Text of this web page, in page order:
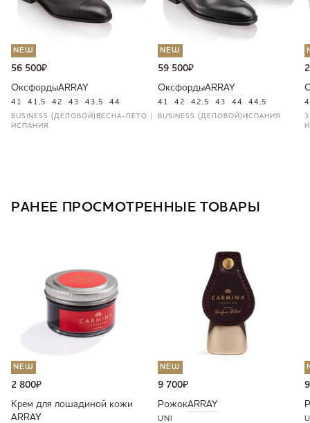
NEW
56 500₽
ОксфордыARRAY
41 41,5 42 43 43,5 44
BUSINESS (ДЕЛОВОЙ) ВЕСНА-ЛЕТО
ИСПАНИЯ
NEW
59 500₽
ОксфордыARRAY
41 42 42,5 43 44 44,5
BUSINESS (ДЕЛОВОЙ) ИСПАНИЯ
РАНЕЕ ПРОСМОТРЕННЫЕ ТОВАРЫ
NEW
2 800₽
Крем для лошадиной кожи
ARRAY
NEW
9 700₽
РожокARRAY
UNI